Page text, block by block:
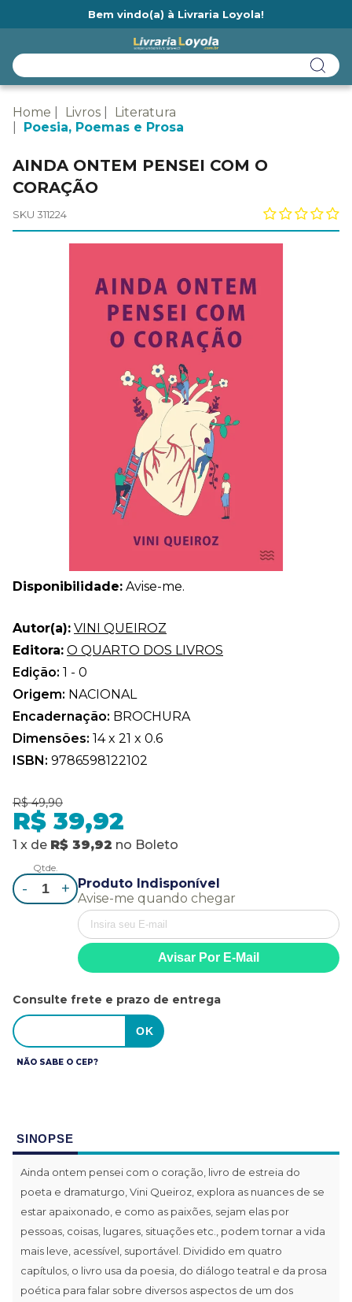
Bem vindo(a) à Livraria Loyola!
Home Livros
Literatura
Poesia, Poemas e Prosa
AINDA ONTEM PENSEI COM O
CORAÇÃO
SKU 311224
Disponibilidade: Avise-me.
Autor(a): VINI QUEIROZ
Editora: O QUARTO DOS LIVROS
Edição: 1 - 0
Origem: NACIONAL
Encadernação: BROCHURA
Dimensões: 14 x 21 x 0.6
ISBN: 9786598122102
R$ 49,90
R$ 39,92
1 x de R$ 39,92 no Boleto
Qtde.
- +
Produto Indisponível
Avise-me quando chegar
Consulte frete e prazo de entrega
NÃO SABE O CEP?
SINOPSE
Ainda ontem pensei com o coração, livro de estreia do
poeta e dramaturgo, Vini Queiroz, explora as nuances de se
estar apaixonado, e como as paixões, sejam elas por
pessoas, coisas, lugares, situações etc., podem tornar a vida
mais leve, acessível, suportável. Dividido em quatro
capítulos, o livro usa da poesia, do diálogo teatral e da prosa
poética para falar sobre diversos aspectos de um dos